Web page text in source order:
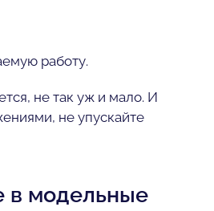
работу.
не так уж и мало. И
не упускайте
в модельные